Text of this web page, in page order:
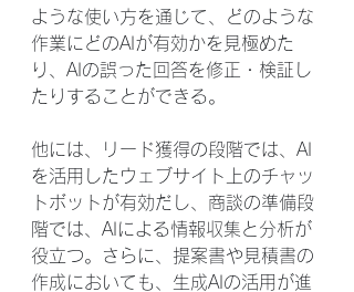
ような使い方を通じて、どのような
作業にどのAIが有効かを見極めた
り、AIの誤った回答を修正・検証し
たりすることができる。
他には、リード獲得の段階では、AI
を活用したウェブサイト上のチャッ
トボットが有効だし、商談の準備段
階では、AIによる情報収集と分析が
役立つ。さらに、提案書や見積書の
作成においても、生成AIの活用が進